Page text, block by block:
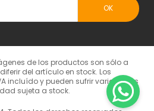
de los productos son sólo a
del artículo en stock. Los
incluído y pueden sufrir variaciones
sujeta a stock.